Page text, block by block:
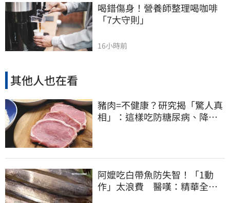
喝錯傷身！營養師整理喝咖啡
「7大守則」
16小時前
其他人也在看
豬肉=不健康？研究揭「驚人真
相」：這樣吃防糖尿病、降膽
阿嬤吃白帶魚防失智！「1動
作」太浪費 醫嘆：精華全沒